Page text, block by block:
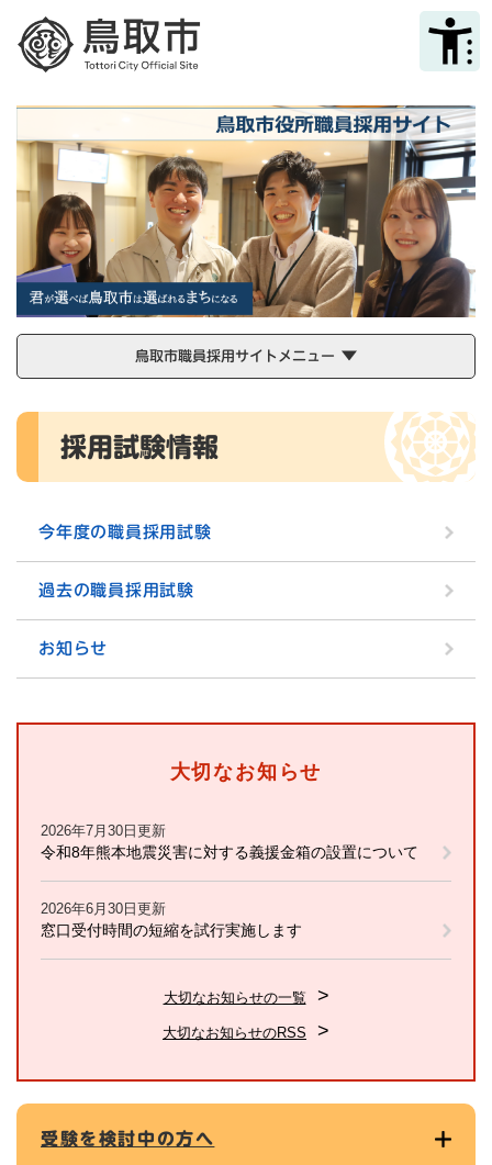
メニューを飛ばして本文へ
鳥取市職員採用サイトメニュー
本
採用試験情報
今年度の職員採用試験
過去の職員採用試験
お知らせ
大切なお知らせ
2026年7月30日更新
令和8年熊本地震災害に対する義援金箱の設置について
2026年6月30日更新
窓口受付時間の短縮を試行実施します
大切なお知らせの一覧
大切なお知らせのRSS
受験を検討中の方へ